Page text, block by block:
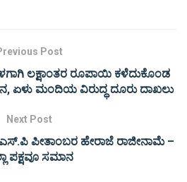
Post
ಲಕ್ಷಾಂತರ ರೂಪಾಯಿ ಕಳೆದುಕೊಂಡ
ಏಳು ಮಂದಿಯ ವಿರುದ್ಧ ದೂರು ದಾಖಲು
Next Post
ಎಸ್.ಪಿ ಪೀತಾಂಬರ ಹೇರಾಜೆ ರಾಜೀನಾಮೆ –
ಪಕ್ಷವೂ ಸಮಾನ